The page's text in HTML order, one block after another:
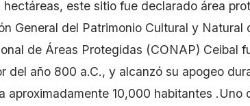
hectáreas, este sitio fue declarado área
General del Patrimonio Cultural y
de Áreas Protegidas (CONAP) Ceibal
del año 800 a.C., y alcanzó su apogeo
aproximadamente 10,000 habitantes .Uno